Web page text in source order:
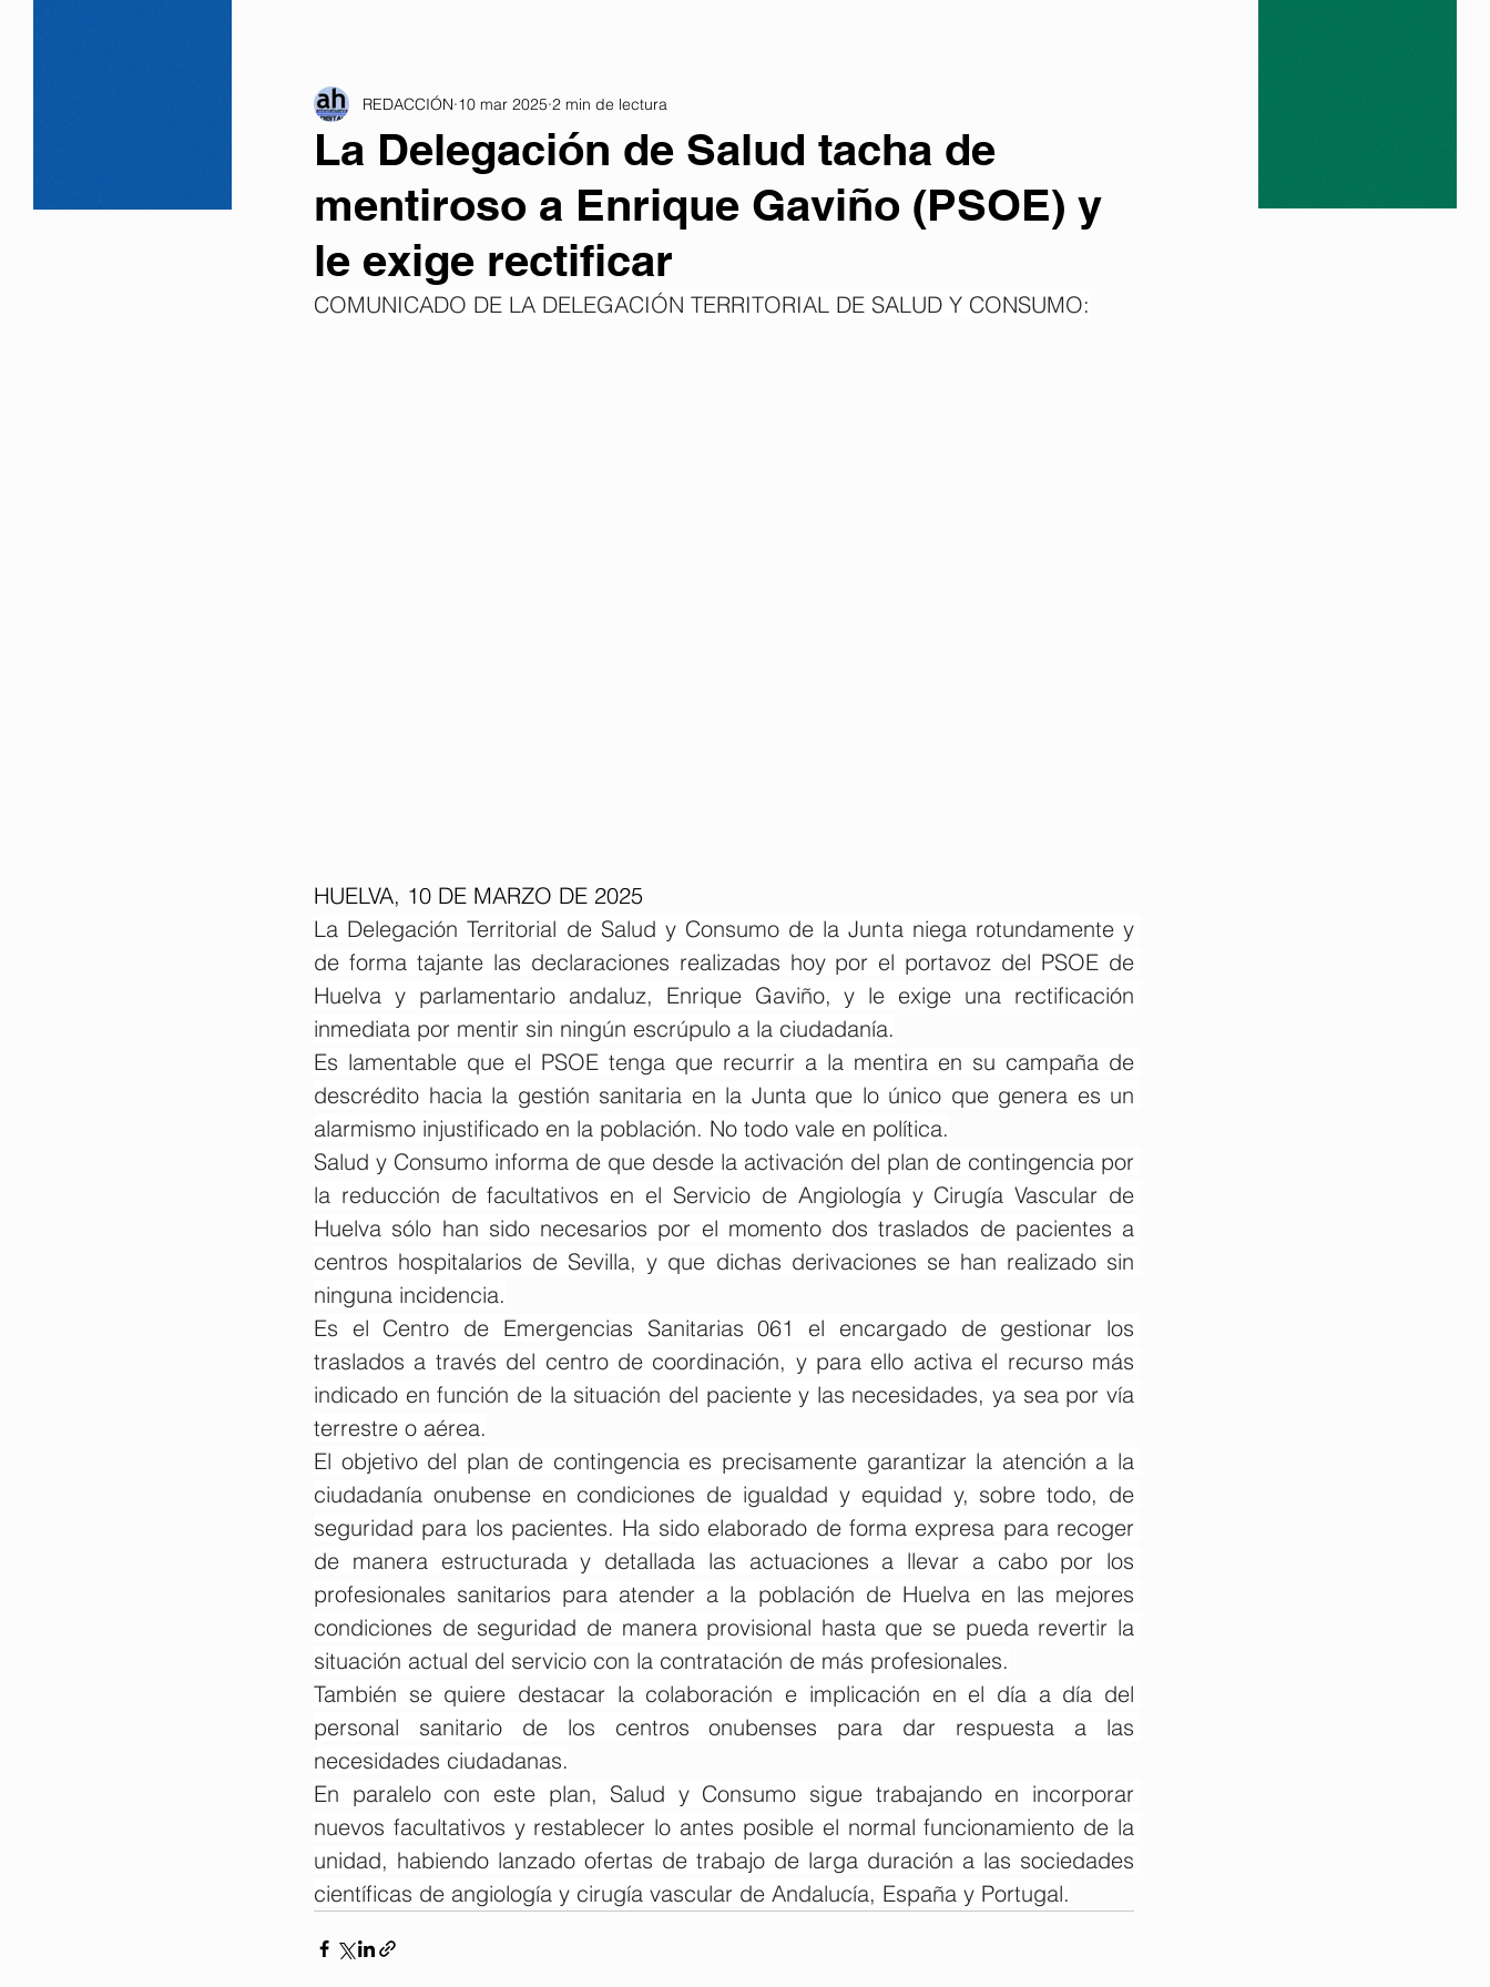
La Delegación de Salud tacha de
mentiroso a Enrique Gaviño (PSOE) y
le exige rectificar
REDACCIÓN 10 mar 2025 2 min de lectura
COMUNICADO DE LA DELEGACIÓN TERRITORIAL DE SALUD Y CONSUMO:
HUELVA, 10 DE MARZO DE 2025
La Delegación Territorial de Salud y Consumo de la Junta niega rotundamente y
de forma tajante las declaraciones realizadas hoy por el portavoz del PSOE de
Huelva y parlamentario andaluz, Enrique Gaviño, y le exige una rectificación
inmediata por mentir sin ningún escrúpulo a la ciudadanía.
Es lamentable que el PSOE tenga que recurrir a la mentira en su campaña de
descrédito hacia la gestión sanitaria en la Junta que lo único que genera es un
alarmismo injustificado en la población. No todo vale en política.
Salud y Consumo informa de que desde la activación del plan de contingencia por
la reducción de facultativos en el Servicio de Angiología y Cirugía Vascular de
Huelva sólo han sido necesarios por el momento dos traslados de pacientes a
centros hospitalarios de Sevilla, y que dichas derivaciones se han realizado sin
ninguna incidencia.
Es el Centro de Emergencias Sanitarias 061 el encargado de gestionar los
traslados a través del centro de coordinación, y para ello activa el recurso más
indicado en función de la situación del paciente y las necesidades, ya sea por vía
terrestre o aérea.
El objetivo del plan de contingencia es precisamente garantizar la atención a la
ciudadanía onubense en condiciones de igualdad y equidad y, sobre todo, de
seguridad para los pacientes. Ha sido elaborado de forma expresa para recoger
de manera estructurada y detallada las actuaciones a llevar a cabo por los
profesionales sanitarios para atender a la población de Huelva en las mejores
condiciones de seguridad de manera provisional hasta que se pueda revertir la
situación actual del servicio con la contratación de más profesionales.
También se quiere destacar la colaboración e implicación en el día a día del
personal sanitario de los centros onubenses para dar respuesta a las
necesidades ciudadanas.
En paralelo con este plan, Salud y Consumo sigue trabajando en incorporar
nuevos facultativos y restablecer lo antes posible el normal funcionamiento de la
unidad, habiendo lanzado ofertas de trabajo de larga duración a las sociedades
científicas de angiología y cirugía vascular de Andalucía, España y Portugal.